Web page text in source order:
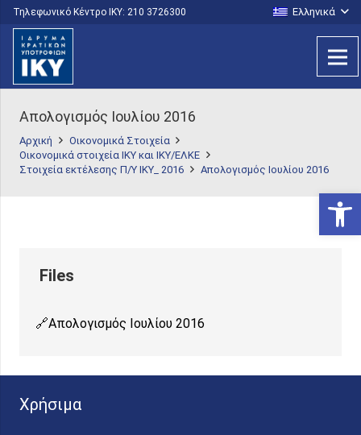
Τηλεφωνικό Κέντρο IKY: 210 3726300 Ελληνικά
Απολογισμός Ιουλίου 2016
Αρχική
Οικονομικά Στοιχεία
Οικονομικά στοιχεία ΙΚΥ και ΙΚΥ/ΕΛΚΕ
Στοιχεία εκτέλεσης Π/Υ ΙΚΥ_ 2016
Απολογισμός Ιουλίου 2016
Απολογισμός Ιουλίου 2016
Χρήσιμα